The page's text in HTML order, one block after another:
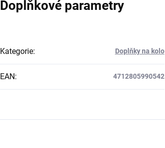
Doplňkové parametry
Kategorie: Doplňky na kolo
EAN: 4712805990542